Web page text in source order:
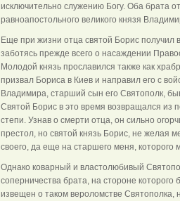
исключительно служению Богу. Оба брата
равноапостольного великого князя
Еще при жизни отца святой Борис получил
заботясь прежде всего о насаждении
Молодой князь прославился также как
призвал Бориса в Киев и направил его с
Владимира, старший сын его Святополк,
Святой Борис в это время возвращался из
степи. Узнав о смерти отца, он сильно
престол, но святой князь Борис, не желая
своего, да еще на старшего меня, которого
Однако коварный и властолюбивый
соперничества брата, на стороне
извещен о таком вероломстве Святополка,